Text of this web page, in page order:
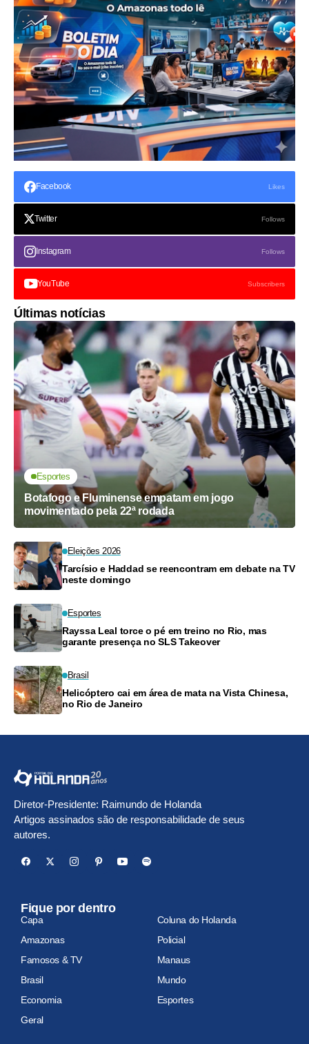
Facebook Likes
Twitter Follows
Instagram Follows
YouTube Subscribers
Últimas notícias
Esportes
Botafogo e Fluminense empatam em jogo
movimentado pela 22ª rodada
Eleições 2026
Tarcísio e Haddad se reencontram em debate na TV
neste domingo
Esportes
Rayssa Leal torce o pé em treino no Rio, mas
garante presença no SLS Takeover
Brasil
Helicóptero cai em área de mata na Vista Chinesa,
no Rio de Janeiro
Diretor-Presidente: Raimundo de Holanda
Artigos assinados são de responsabilidade de seus
autores.
Fique por dentro
Capa
Coluna do Holanda
Amazonas
Policial
Famosos & TV
Manaus
Brasil
Mundo
Economia
Esportes
Geral